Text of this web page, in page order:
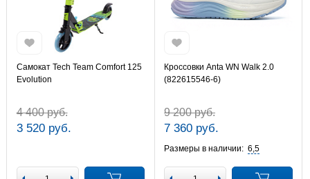
Самокат Tech Team Comfort 125
Evolution
4 400 руб.
3 520 руб.
Кроссовки Anta WN Walk 2.0
(822615546-6)
9 200 руб.
7 360 руб.
Размеры в наличии: 6,5